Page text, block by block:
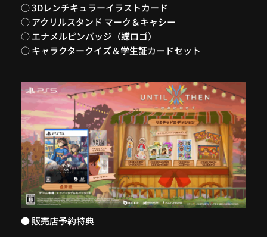
○ 3Dレンチキュラーイラストカード
○ アクリルスタンド マーク＆キャシー
○ エナメルピンバッジ（蝶ロゴ）
○ キャラクタークイズ＆学生証カードセット
● 販売店予約特典